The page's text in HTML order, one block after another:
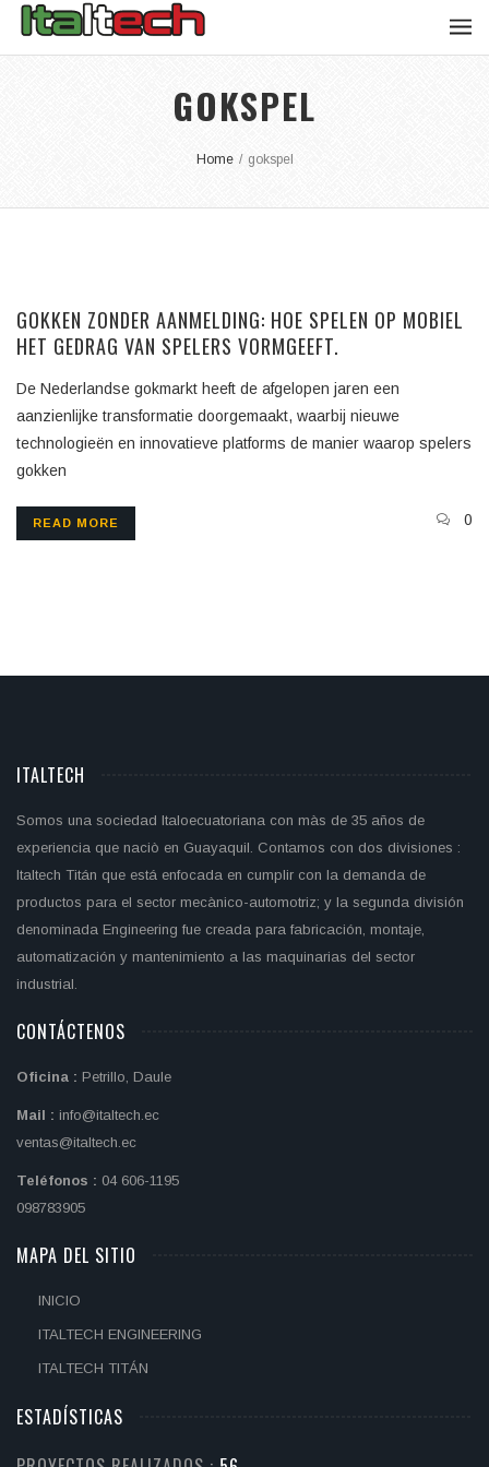
GOKSPEL
Home / gokspel
GOKKEN ZONDER AANMELDING: HOE SPELEN OP MOBIEL
HET GEDRAG VAN SPELERS VORMGEEFT.
De Nederlandse gokmarkt heeft de afgelopen jaren een
aanzienlijke transformatie doorgemaakt, waarbij nieuwe
technologieën en innovatieve platforms de manier waarop spelers
gokken
READ MORE 0
ITALTECH
Somos una sociedad Italoecuatoriana con màs de 35 años de
experiencia que naciò en Guayaquil. Contamos con dos divisiones :
Italtech Titán que está enfocada en cumplir con la demanda de
productos para el sector mecànico-automotriz; y la segunda división
denominada Engineering fue creada para fabricación, montaje,
automatización y mantenimiento a las maquinarias del sector
industrial.
CONTÁCTENOS
Oficina : Petrillo, Daule
Mail : info@italtech.ec
ventas@italtech.ec
Teléfonos : 04 606-1195
098783905
MAPA DEL SITIO
INICIO
ITALTECH ENGINEERING
ITALTECH TITÁN
ESTADÍSTICAS